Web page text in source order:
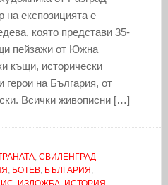
експозицията е
която представи 35-
пейзажи от Южна
къщи, исторически
герои на България, от
Всички живописни […]
, СВИЛЕНГРАД
, БОТЕВ, БЪЛГАРИЯ ,